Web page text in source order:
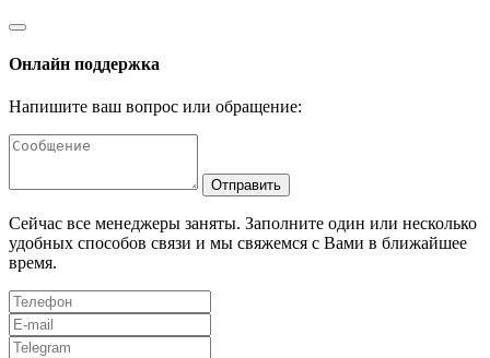
Онлайн поддержка
Напишите ваш вопрос или обращение:
Отправить
Сейчас все менеджеры заняты. Заполните один или несколько
удобных способов связи и мы свяжемся с Вами в ближайшее
время.